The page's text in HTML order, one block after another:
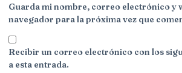
Guarda mi nombre, correo electrónico y
navegador para la próxima vez que
Recibir un correo electrónico con los
a esta entrada.